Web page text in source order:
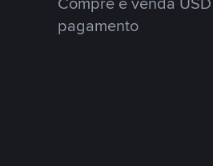
pagamento